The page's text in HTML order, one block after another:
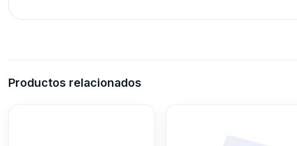
Productos relacionados